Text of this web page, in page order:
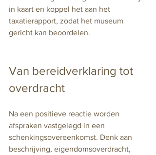
in kaart en koppel het aan het
taxatierapport, zodat het museum
gericht kan beoordelen.
Van bereidverklaring tot
overdracht
Na een positieve reactie worden
afspraken vastgelegd in een
schenkingsovereenkomst. Denk aan
beschrijving, eigendomsoverdracht,